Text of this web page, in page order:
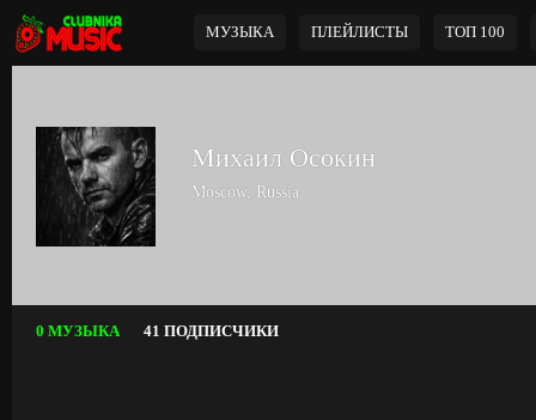
МУЗЫКА ПЛЕЙЛИСТЫ ТОП 100
Михаил Осокин
Moscow, Russia
0 МУЗЫКА 41 ПОДПИСЧИКИ